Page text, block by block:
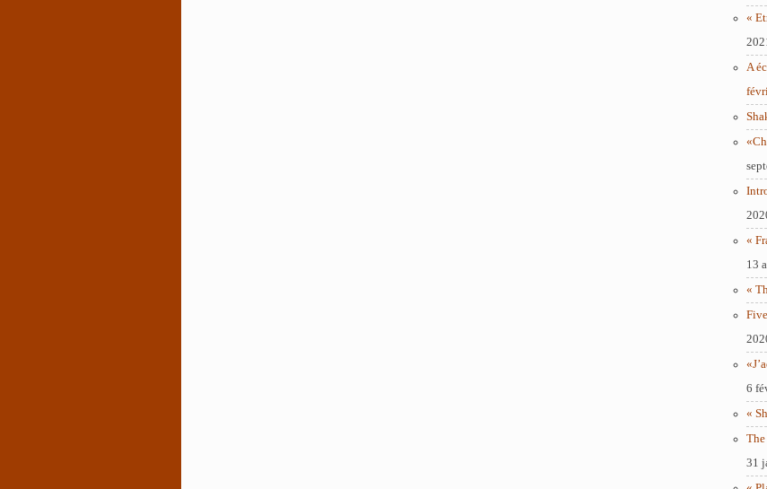
«
A
«
13
«
6
«
The
31